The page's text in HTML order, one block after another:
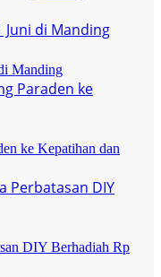
Manding
ke Kepatihan dan
DIY Berhadiah Rp